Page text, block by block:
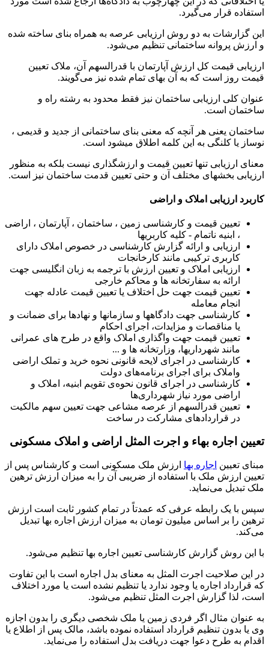
استفاده قرار می‌گیرد.
این گزارشات به دو روش ارزیابی عرصه به همراه بنای ساخته شده
و ارزش پروانه ساختمانی تنظیم می‌شود.
ارزیابی قیمت کل ارزش آپارتمان با قدرالسهم آن، ملاک تعیین
قیمت روز است که به آن بهای تمام شده نیز می‌گویند.
عنوان کلی ارزیابی ساختمان نیز فقط محدود به رشته راه و
ساختمان است.
ساختمان یعنی هر آنچه که معنی بنای ساختمانی از جدید و قدیمی ،
نوساز یا کلنگی به این کلمه اطلاق میشود است.
معنای ارزیابی تنها تعیین قیمت و ارزشگذاری نیست بلکه به منظور
ارزیابی بخشهای مختلف آن و حتی تعیین قدمت ساختمان نیز است.
کاربرد ارزیابی املاک و اراضی
تعیین قیمت و کارشناسی زمین ، ساختمان ، آپارتمان ، اراضی
، ابنیه ناتمام - کلیه کاربریها
ارزیابی و ارائه گزارش کارشناسی در خصوص املاک دارای
کاربری ترکیبی مانند کارخانجات
ارزیابی املاک و تعیین ارزش با ترجمه به زبان انگلیسی جهت
ارائه به سفارتخانه ها و محاکم خارجی
تعیین قیمت جهت حل اختلاف یا تعیین قیمت عادله جهت
انجام معامله
کارشناسی جهت دادگاهها و سازمانها و نهادها برای ضمانت و
یا مناقصات و مزایدات، اجرای احکام
تعیین قیمت جهت واگذاری املاک واقع در طرح های عمرانی
مانند شهرداریها، وزارتخانه ها و ...
کارشناسی در اجرای لایحه قانونی نحوه خرید و تملک اراضی
واملاک برای اجرای برنامه‌های دولت
کارشناسی در اجرای قانون نحوه‌ی تقویم ابنیه، املاک و
اراضی مورد نیاز شهرداری‌ها
تعیین قدرالسهم از عرصه مشاعی جهت تعیین سهم مالکیت
در قراردادهای مشارکت در ساخت
تعیین اجاره بهاء و اجرت المثل اراضی و املاک مسکونی
مبنای تعیین اجاره بها ارزش ملک مسکونی است و کارشناس پس از
تعیین ارزش ملک با استفاده از ضریبی آن را به میزان ارزش ترهین
ملک تبدیل می‌نماید.
سپس با یک رابطه عرفی که عمدتاً در تمام کشور ثابت است ارزش
ترهین را بر اساس میلیون تومان به میزان ارزش اجاره بها تبدیل
می‌کند.
با این روش گزارش کارشناسی تعیین اجاره بها تنظیم می‌شود.
در این صلاحیت اجرت المثل به معنای بدل اجاره است با این تفاوت
که قرارداد اجاره یا وجود ندارد یا تنظیم نشده است یا مورد اختلاف
است، لذا گزارش اجرت المثل تنظیم می‌شود.
به عنوان مثال اگر فردی زمین یا ملک شخصی دیگری را بدون اجازه
وی یا بدون تنظیم قرارداد استفاده نموده باشد، مالک پس از اطلاع یا
اقدام به طرح دعوا جهت دریافت بدل استفاده را می‌نماید.